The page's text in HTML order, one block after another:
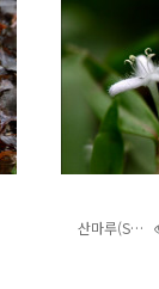
산마루(S…